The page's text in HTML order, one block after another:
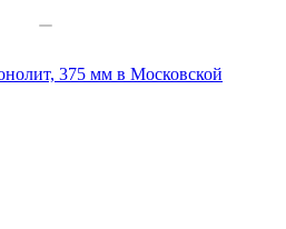
375 мм в Московской